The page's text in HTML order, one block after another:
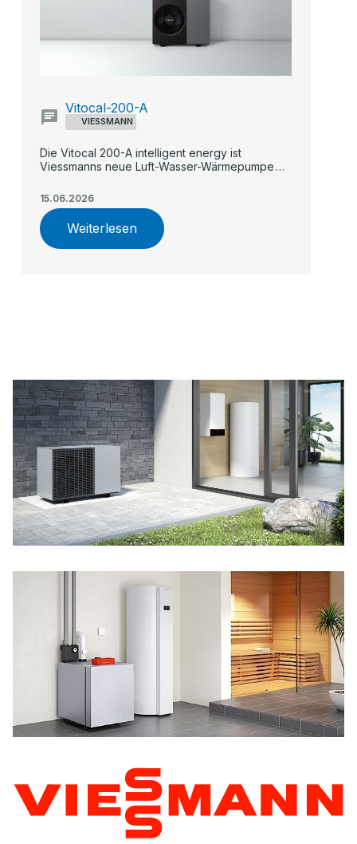
VIESSMANN
Vitocal-200-A
Die Vitocal 200-A intelligent energy ist
Viessmanns neue Luft-Wasser-Wärmepumpe
15.06.2026
Weiterlesen